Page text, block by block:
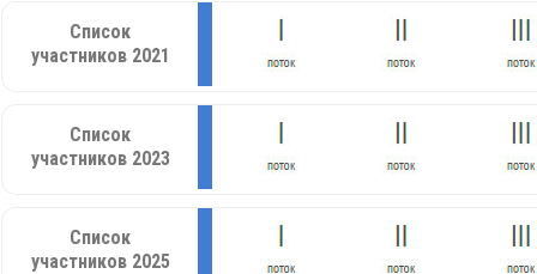
Список
участников 2021
Список
участников 2023
Список
участников 2025